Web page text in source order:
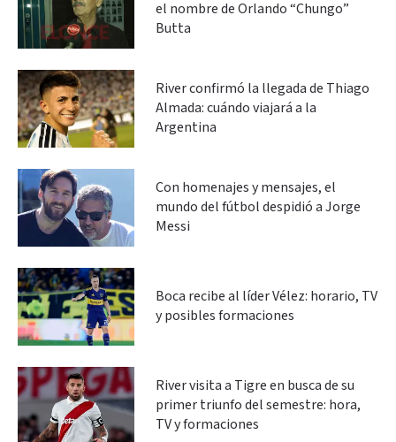
el nombre de Orlando “Chungo”
Butta
River confirmó la llegada de Thiago
Almada: cuándo viajará a la
Argentina
Con homenajes y mensajes, el
mundo del fútbol despidió a Jorge
Messi
Boca recibe al líder Vélez: horario, TV
y posibles formaciones
River visita a Tigre en busca de su
primer triunfo del semestre: hora,
TV y formaciones